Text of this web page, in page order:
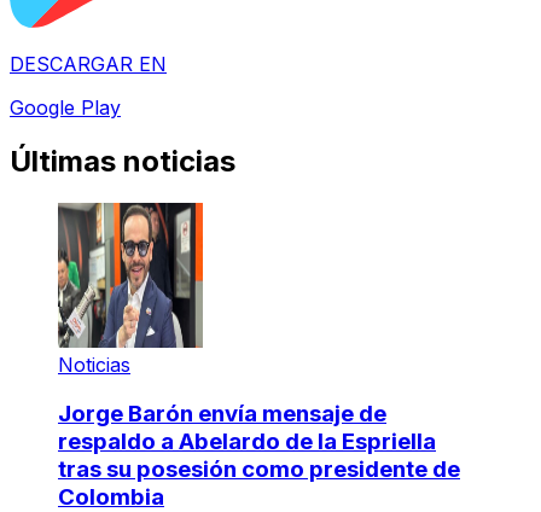
DESCARGAR EN
Google Play
Últimas noticias
Noticias
Jorge Barón envía mensaje de
respaldo a Abelardo de la Espriella
tras su posesión como presidente de
Colombia